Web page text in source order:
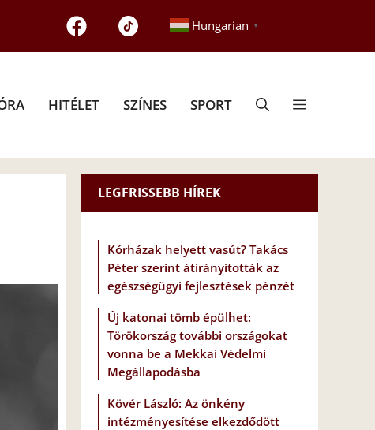
Hungarian ▼
HITÉLET SZÍNES SPORT
LEGFRISSEBB HÍREK
Kórházak helyett vasút? Takács
Péter szerint átirányították az
egészségügyi fejlesztések pénzét
Új katonai tömb épülhet:
Törökország további országokat
vonna be a Mekkai Védelmi
Megállapodásba
Kövér László: Az önkény
intézményesítése elkezdődött